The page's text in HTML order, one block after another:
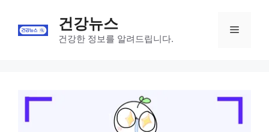
content
건강뉴스
건강한 정보를 알려드립니다.
Menu